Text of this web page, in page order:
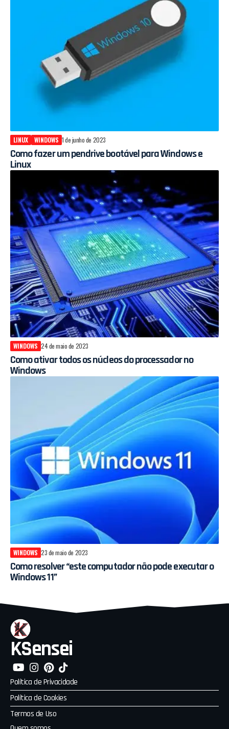
LINUX WINDOWS 1 de junho de 2023
Como fazer um pendrive bootável para Windows e
Linux
WINDOWS 24 de maio de 2023
Como ativar todos os núcleos do processador no
Windows
WINDOWS 23 de maio de 2023
Como resolver “este computador não pode executar o
Windows 11”
KSensei
Política de Privacidade
Política de Cookies
Termos de Uso